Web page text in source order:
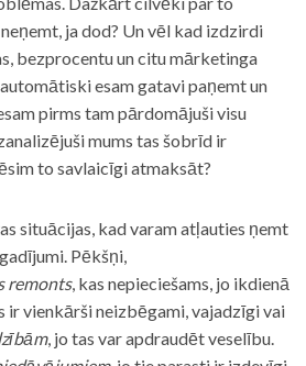
ja dod? Un vēl kad izdzirdi
bezprocentu un citu mārketinga
esam gatavi paņemt un
pirms tam pārdomājuši visu
mums tas šobrīd ir
to savlaicīgi atmaksāt?
situācijas, kad varam atļauties ņemt
Pēkšņi,
remonts, kas nepieciešams, jo ikdienā
ir vienkārši neizbēgami, vajadzīgi vai
, jo tas var apdraudēt veselību.